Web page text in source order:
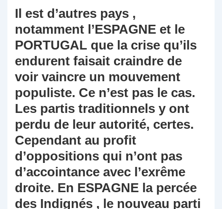
Il est d’autres pays ,
notamment l’ESPAGNE et le
PORTUGAL que la crise qu’ils
endurent faisait craindre de
voir vaincre un mouvement
populiste. Ce n’est pas le cas.
Les partis traditionnels y ont
perdu de leur autorité, certes.
Cependant au profit
d’oppositions qui n’ont pas
d’accointance avec l’exrême
droite. En ESPAGNE la percée
des Indignés , le nouveau parti